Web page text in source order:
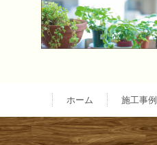
ホーム 施工事例